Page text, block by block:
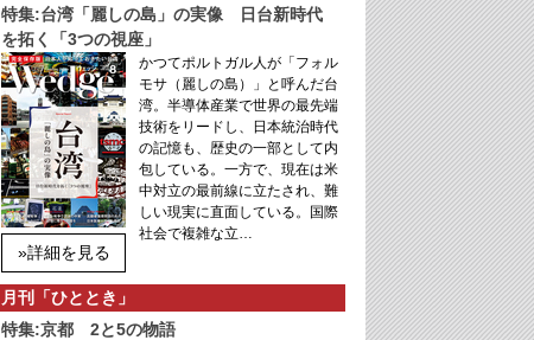
特集:台湾「麗しの島」の実像 日台新時代
を拓く「3つの視座」
»詳細を見る
かつてポルトガル人が「フォル
モサ（麗しの島）」と呼んだ台
湾。半導体産業で世界の最先端
技術をリードし、日本統治時代
の記憶も、歴史の一部として内
包している。一方で、現在は米
中対立の最前線に立たされ、難
しい現実に直面している。国際
社会で複雑な立…
月刊「ひととき」
特集:京都 2と5の物語